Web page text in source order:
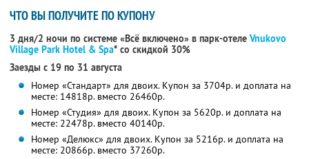
ЧТО ВЫ ПОЛУЧИТЕ ПО КУПОНУ
3 дня/2 ночи по системе «Всё включено» в парк-отеле Vnukovo
Village Park Hotel & Spa* со скидкой 30%
Заезды с 19 по 31 августа
Номер «Стандарт» для двоих. Купон за 3704р. и доплата на
месте: 14818р. вместо 26460р.
Номер «Студия» для двоих. Купон за 5620р. и доплата на
месте: 22478р. вместо 40140р.
Номер «Делюкс» для двоих. Купон за 5216р. и доплата на
месте: 20866р. вместо 37260р.